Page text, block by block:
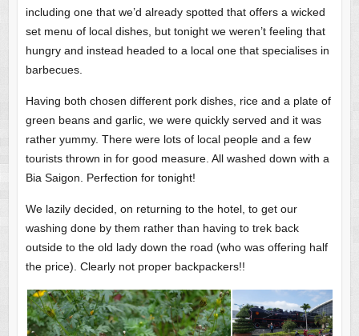
including one that we’d already spotted that offers a wicked
set menu of local dishes, but tonight we weren’t feeling that
hungry and instead headed to a local one that specialises in
barbecues.
Having both chosen different pork dishes, rice and a plate of
green beans and garlic, we were quickly served and it was
rather yummy. There were lots of local people and a few
tourists thrown in for good measure. All washed down with a
Bia Saigon. Perfection for tonight!
We lazily decided, on returning to the hotel, to get our
washing done by them rather than having to trek back
outside to the old lady down the road (who was offering half
the price). Clearly not proper backpackers!!